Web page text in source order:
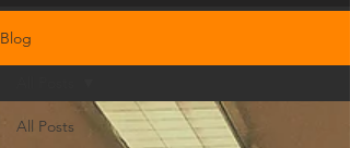
Blog
All Posts